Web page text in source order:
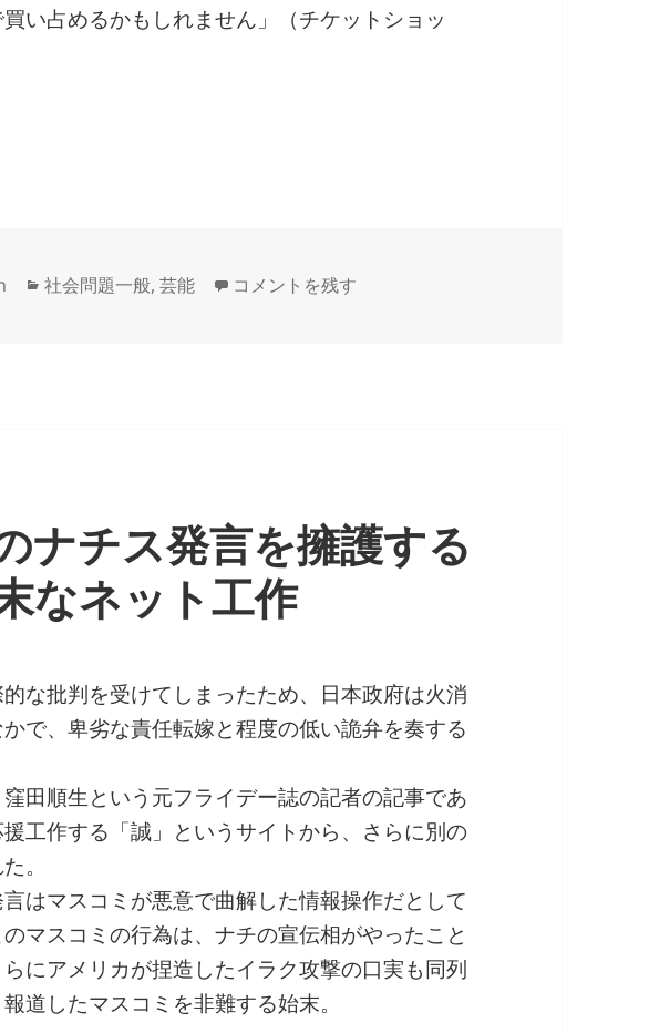
い占めるかもしれません」（チケットショッ
カートニー日本公演のチケット高騰をあおる奴等
カ
社会問題一般,芸能 ポール・マッカートニー日本公演のチケット高騰を
コメントを残す
ナチス発言を擁護する
なネット工作
な批判を受けてしまったため、日本政府は火消
で、卑劣な責任転嫁と程度の低い詭弁を奏する
田順生という元フライデー誌の記者の記事であ
工作する「誠」というサイトから、さらに別の
。
はマスコミが悪意で曲解した情報操作だとして
マスコミの行為は、ナチの宣伝相がやったこと
にアメリカが捏造したイラク攻撃の口実も同列
道したマスコミを非難する始末。